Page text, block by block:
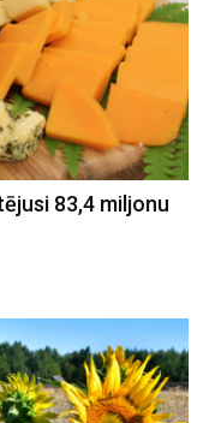
83,4 miljonu